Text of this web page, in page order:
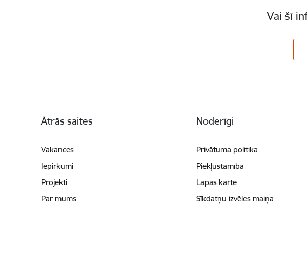
Vai šī
Ātrās saites
Vakances
Iepirkumi
Projekti
Par mums
Noderīgi
Privātuma politika
Piekļūstamība
Lapas karte
Sīkdatņu izvēles maiņa